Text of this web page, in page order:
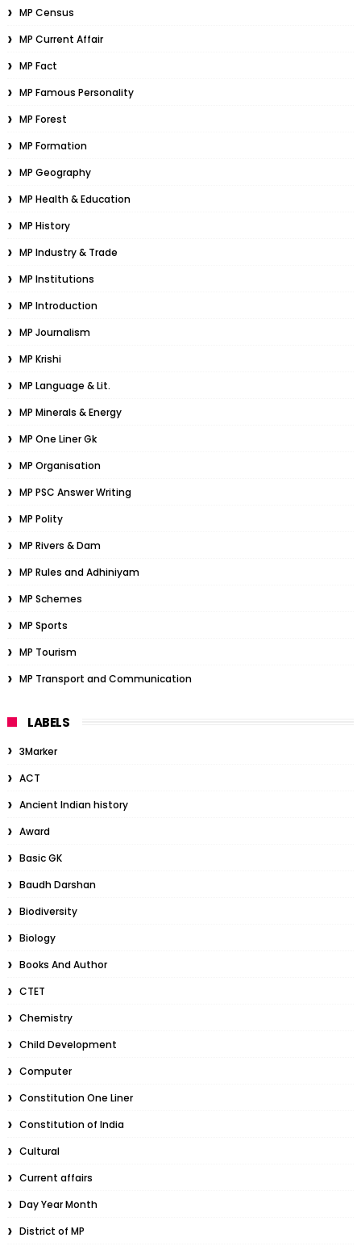
MP Census
MP Current Affair
MP Fact
MP Famous Personality
MP Forest
MP Formation
MP Geography
MP Health & Education
MP History
MP Industry & Trade
MP Institutions
MP Introduction
MP Journalism
MP Krishi
MP Language & Lit.
MP Minerals & Energy
MP One Liner Gk
MP Organisation
MP PSC Answer Writing
MP Polity
MP Rivers & Dam
MP Rules and Adhiniyam
MP Schemes
MP Sports
MP Tourism
MP Transport and Communication
LABELS
3Marker
ACT
Ancient Indian history
Award
Basic GK
Baudh Darshan
Biodiversity
Biology
Books And Author
CTET
Chemistry
Child Development
Computer
Constitution One Liner
Constitution of India
Cultural
Current affairs
Day Year Month
District of MP